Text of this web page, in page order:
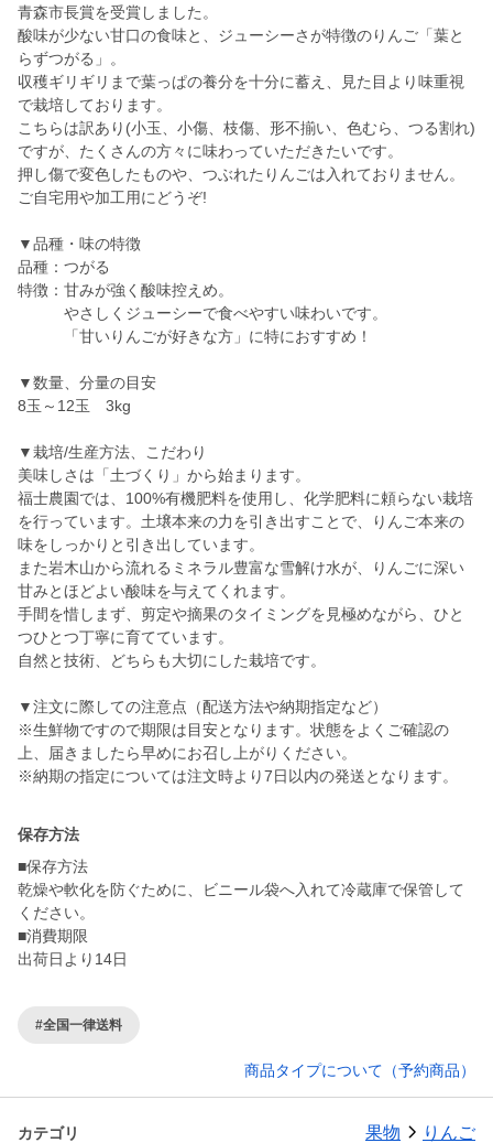
青森市長賞を受賞しました。
酸味が少ない甘口の食味と、ジューシーさが特徴のりんご「葉と
らずつがる」。
収穫ギリギリまで葉っぱの養分を十分に蓄え、見た目より味重視
で栽培しております。
こちらは訳あり(小玉、小傷、枝傷、形不揃い、色むら、つる割れ)
ですが、たくさんの方々に味わっていただきたいです。
押し傷で変色したものや、つぶれたりんごは入れておりません。
ご自宅用や加工用にどうぞ!
▼品種・味の特徴
品種：つがる
特徴：甘みが強く酸味控えめ。
やさしくジューシーで食べやすい味わいです。
「甘いりんごが好きな方」に特におすすめ！
▼数量、分量の目安
8玉～12玉 3kg
▼栽培/生産方法、こだわり
美味しさは「土づくり」から始まります。
福士農園では、100%有機肥料を使用し、化学肥料に頼らない栽培
を行っています。土壌本来の力を引き出すことで、りんご本来の
味をしっかりと引き出しています。
また岩木山から流れるミネラル豊富な雪解け水が、りんごに深い
甘みとほどよい酸味を与えてくれます。
手間を惜しまず、剪定や摘果のタイミングを見極めながら、ひと
つひとつ丁寧に育てています。
自然と技術、どちらも大切にした栽培です。
▼注文に際しての注意点（配送方法や納期指定など）
※生鮮物ですので期限は目安となります。状態をよくご確認の
上、届きましたら早めにお召し上がりください。
※納期の指定については注文時より7日以内の発送となります。
保存方法
■保存方法
乾燥や軟化を防ぐために、ビニール袋へ入れて冷蔵庫で保管して
ください。
■消費期限
出荷日より14日
#全国一律送料
商品タイプについて（予約商品）
カテゴリ 果物 りんご